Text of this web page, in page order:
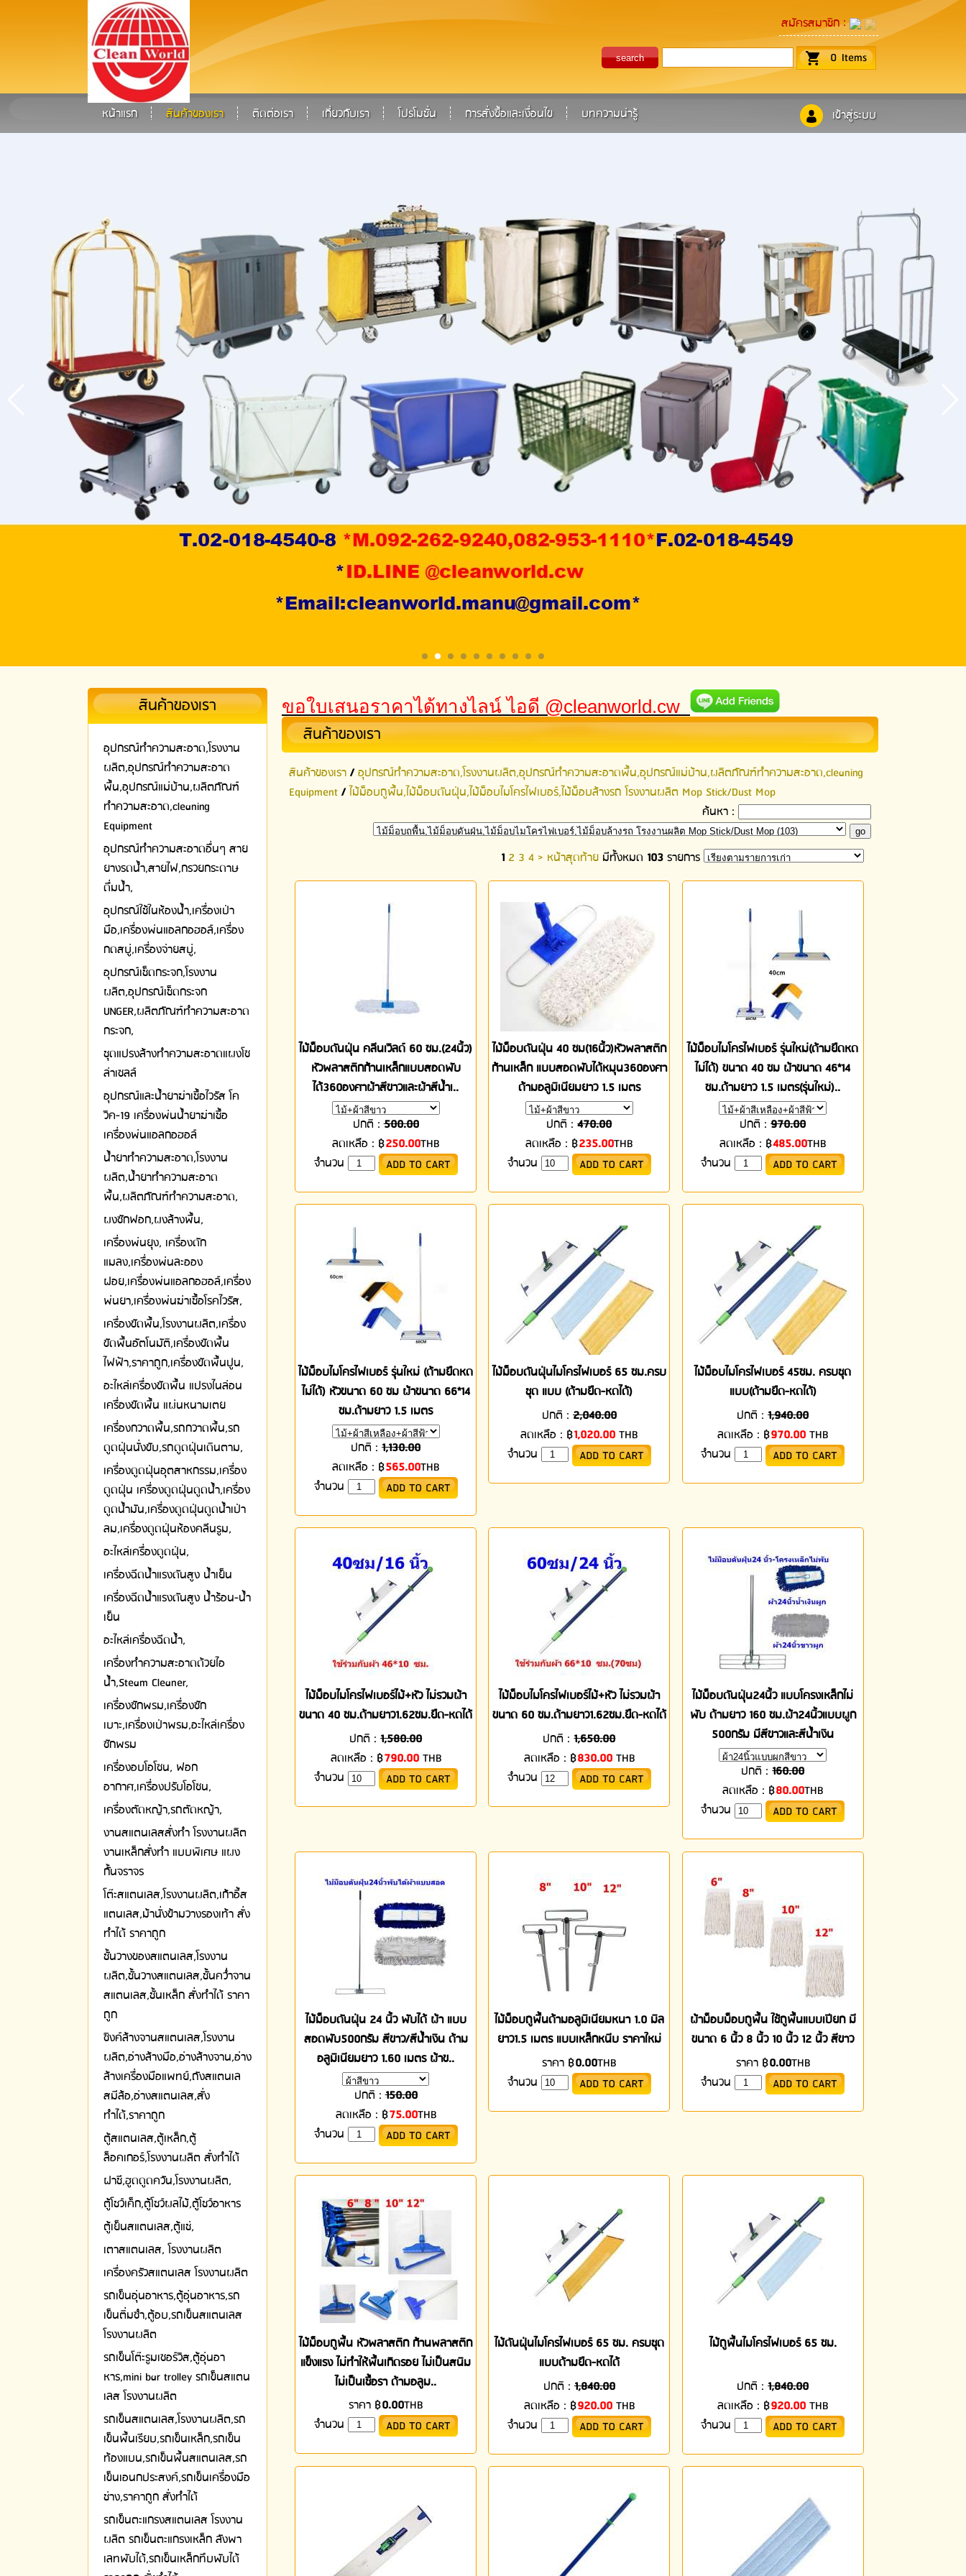
สมัครสมาชิก:
0 Items
เข้าสู่ระบบ
หน้าแรก สินค้าของเรา ติดต่อเรา เกี่ยวกับเรา โปรโมชั่น การสั่งซื้อและเงื่อนไข บทความน่ารู้
สินค้าของเรา
อุปกรณ์ทําความสะอาด,โรงงาน
ผลิต,อุปกรณ์ทําความสะอาด
พื้น,อุปกรณ์แม่บ้าน,ผลิตภัณฑ์
ทำความสะอาด,cleaning
Equipment
อุปกรณ์ทำความสะอาดอื่นๆ สาย
ยางรดน้ำ,สายไฟ,กรวยกระดาษ
ดื่มน้ำ,
อุปกรณ์ใช้ในห้องน้ำ,เครื่องเป่า
มือ,เครื่องพ่นแอลกอฮอล์,เครื่อง
กดสบู่,เครื่องจ่ายสบู่,
อุปกรณ์เช็ดกระจก,โรงงาน
ผลิต,อุปกรณ์เช็ดกระจก
UNGER,ผลิตภัณฑ์ทำความสะอาด
กระจก,
ชุดแปรงล้างทำความสะอาดแผงโซ
ล่าเซลล์
อุปกรณ์และน้ำยาฆ่าเชื้อไวรัส โค
วิค-19 เครื่องพ่นน้ำยาฆ่าเชื้อ
เครื่องพ่นแอลกอฮอล์
น้ำยาทำความสะอาด,โรงงาน
ผลิต,น้ำยาทำความสะอาด
พื้น,ผลิตภัณฑ์ทำความสะอาด,
ผงซักฟอก,ผงล้างพื้น,
เครื่องพ่นยุง, เครื่องดัก
แมลง,เครื่องพ่นละออง
ฝอย,เครื่องพ่นแอลกอฮอล์,เครื่อง
พ่นยา,เครื่องพ่นฆ่าเชื้อโรคไวรัส,
เครื่องขัดพื้น,โรงงานผลิต,เครื่อง
ขัดพื้นอัตโนมัติ,เครื่องขัดพื้น
ไฟฟ้า,ราคาถูก,เครื่องขัดพื้นปูน,
อะไหล่เครื่องขัดพื้น แปรงไนล่อน
เครื่องขัดพื้น แผ่นหนามเตย
เครื่องกวาดพื้น,รถกวาดพื้น,รถ
ดูดฝุ่นนั่งขับ,รถดูดฝุ่นเดินตาม,
เครื่องดูดฝุ่นอุตสาหกรรม,เครื่อง
ดูดฝุ่น เครื่องดูดฝุ่นดูดน้ำ,เครื่อง
ดูดน้ำมัน,เครื่องดูดฝุ่นดูดน้ำเป่า
ลม,เครื่องดูดฝุ่นห้องคลีนรูม,
อะไหล่เครื่องดูดฝุ่น,
เครื่องฉีดน้ำแรงดันสูง น้ำเย็น
เครื่องฉีดน้ำแรงดันสูง น้ำร้อน-น้ำ
เย็น
อะไหล่เครื่องฉีดน้ำ,
เครื่องทำความสะอาดด้วยไอ
น้ำ,Steam Cleaner,
เครื่องซักพรม,เครื่องซัก
เบาะ,เครื่องเป่าพรม,อะไหล่เครื่อง
ซักพรม
เครื่องอบโอโซน, ฟอก
อากาศ,เครื่องปรับโอโซน,
เครื่องตัดหญ้า,รถตัดหญ้า,
งานสแตนเลสสั่งทำ โรงงานผลิต
งานเหล็กสั่งทำ แบบพิเศษ แผง
กั้นจราจร
โต๊ะสแตนเลส,โรงงานผลิต,เก้าอี้ส
แตนเลส,ม้านั่งข้ามวางรองเท้า สั่ง
ทำได้ ราคาถูก
ชั้นวางของสแตนเลส,โรงงาน
ผลิต,ชั้นวางสแตนเลส,ชั้นคว่ำจาน
สแตนเลส,ชั้นเหล็ก สั่งทำได้ ราคา
ถูก
ซิงค์ล้างจานสแตนเลส,โรงงาน
ผลิต,อ่างล้างมือ,อ่างล้างจาน,อ่าง
ล้างเครื่องมือแพทย์,ถังสแตนเล
สมีล้อ,อ่างสแตนเลส,สั่ง
ทำได้,ราคาถูก
ตู้สแตนเลส,ตู้เหล็ก,ตู้
ล็อคเกอร์,โรงงานผลิต สั่งทำได้
ฝาชี,ฮูดดูดควัน,โรงงานผลิต,
ตู้โชว์เค็ก,ตู้โชว์ผลไม้,ตู้โชว์อาหาร
ตู้เย็นสแตนเลส,ตู้แช่,
เตาสแตนเลส, โรงงานผลิต
เครื่องครัวสแตนเลส โรงงานผลิต
รถเข็นอุ่นอาหาร,ตู้อุ่นอาหาร,รถ
เข็นติ่มซำ,ตู้อบ,รถเข็นสแตนเลส
โรงงานผลิต
รถเข็นโต๊ะรูมเซอร์วิส,ตู้อุ่นอา
หาร,mini bar trolley รถเข็นสแตน
เลส โรงงานผลิต
รถเข็นสแตนเลส,โรงงานผลิต,รถ
เข็นพื้นเรียบ,รถเข็นเหล็ก,รถเข็น
ท้องแบน,รถเข็นพื้นสแตนเลส,รถ
เข็นเอนกประสงค์,รถเข็นเครื่องมือ
ช่าง,ราคาถูก สั่งทำได้
รถเข็นตะแกรงสแตนเลส โรงงาน
ผลิต รถเข็นตะแกรงเหล็ก ลังพา
เลทพับได้,รถเข็นเหล็กทึบพับได้
ขอใบเสนอราคาได้ทางไลน์ ไอดี @cleanworld.cw
สินค้าของเรา
สินค้าของเรา/อุปกรณ์ทําความสะอาด,โรงงานผลิต,อุปกรณ์ทําความสะอาดพื้น,อุปกรณ์แม่บ้าน,ผลิตภัณฑ์ทำความสะอาด,cleaning
Equipment/ไม้ม็อบถูพื้น,ไม้ม็อบดันฝุ่น,ไม้ม็อบไมโครไฟเบอร์,ไม้ม็อบล้างรถ โรงงานผลิต Mop Stick/Dust Mop
ค้นหา :
1 2 3 4 > หน้าสุดท้าย มีทั้งหมด 103รายการ
ไม้ม็อบดันฝุ่น คลีนเวิลด์ 60 ซม.(24นิ้ว)
หัวพลาสติกก้านเหล็กแบบสอดพับ
ได้360องศาผ้าสีขาวและผ้าสีน้ำเ..
ปกติ :500.00
ลดเหลือ : ฿250.00THB
จำนวน
ไม้ม็อบดันฝุ่น 40 ซม(16นิ้ว)หัวพลาสติก
ก้านเหล็ก แบบสอดพับได้หมุน360องศา
ด้ามอลูมิเนียมยาว 1.5 เมตร
ปกติ :470.00
ลดเหลือ : ฿235.00THB
จำนวน
ไม้ม็อบไมโครไฟเบอร์ รุ่นใหม่(ด้ามยืดหด
ไม่ได้) ขนาด 40 ซม ผ้าขนาด 46*14
ซม.ด้ามยาว 1.5 เมตร(รุ่นใหม่)..
ปกติ :970.00
ลดเหลือ : ฿485.00THB
จำนวน
ไม้ม็อบไมโครไฟเบอร์ รุ่นใหม่ (ด้ามยืดหด
ไม่ได้) หัวขนาด 60 ซม ผ้าขนาด 66*14
ซม.ด้ามยาว 1.5 เมตร
ปกติ :1,130.00
ลดเหลือ : ฿565.00THB
จำนวน
ไม้ม็อบดันฝุ่นไมโครไฟเบอร์ 65 ซม.ครบ
ชุด แบบ (ด้ามยืด-หดได้)
ปกติ : 2,040.00
ลดเหลือ : ฿1,020.00 THB
จำนวน
ไม้ม็อบไมโครไฟเบอร์ 45ซม. ครบชุด
แบบ(ด้ามยืด-หดได้)
ปกติ :1,940.00
ลดเหลือ : ฿970.00THB
จำนวน
ไม้ม็อบไมโครไฟเบอร์ไม้+หัว ไม่รวมผ้า
ขนาด 40 ซม.ด้ามยาว1.62ซม.ยืด-หดได้
ปกติ :1,580.00
ลดเหลือ : ฿790.00THB
จำนวน
ไม้ม็อบไมโครไฟเบอร์ไม้+หัว ไม่รวมผ้า
ขนาด 60 ซม.ด้ามยาว1.62ซม.ยืด-หดได้
ปกติ :1,650.00
ลดเหลือ : ฿830.00THB
จำนวน
ไม้ม็อบดันฝุ่น24นิ้ว แบบโครงเหล็กไม่
พับ ด้ามยาว 160 ซม.ผ้า24นิ้วแบบผูก
500กรัม มีสีขาวและสีน้ำเงิน
ปกติ :160.00
ลดเหลือ : ฿80.00THB
จำนวน
ไม้ม็อบดันฝุ่น 24 นิ้ว พับได้ ผ้า แบบ
สอดพับ500กรัม สีขาว/สีน้ำเงิน ด้าม
อลูมิเนียมยาว 1.60 เมตร ผ้าข..
ปกติ :150.00
ลดเหลือ : ฿75.00THB
จำนวน
ไม้ม็อบถูพื้นด้ามอลูมิเนียมหนา 1.0 มิล
ยาว1.5 เมตร แบบเหล็กหนีบ ราคาใหม่
ราคา ฿0.00THB
จำนวน
ผ้าม็อบม็อบถูพื้น ใช้ถูพื้นแบบเปียก มี
ขนาด 6 นิ้ว 8 นิ้ว 10 นิ้ว 12 นิ้ว สีขาว
ราคา ฿0.00THB
จำนวน
ไม้ม็อบถูพื้น หัวพลาสติก ก้านพลาสติก
แข็งแรง ไม่ทำให้พื้นเกิดรอย ไม่เป็นสนิม
ไม่เป็นเชื้อรา ด้ามอลูม..
ราคา ฿0.00THB
จำนวน
ไม้ดันฝุ่นไมโครไฟเบอร์ 65 ซม. ครบชุด
แบบด้ามยืด-หดได้
ปกติ : 1,840.00
ลดเหลือ : ฿920.00THB
จำนวน
ไม้ถูพื้นไมโครไฟเบอร์ 65 ซม.
ปกติ :1,840.00
ลดเหลือ : ฿920.00THB
จำนวน